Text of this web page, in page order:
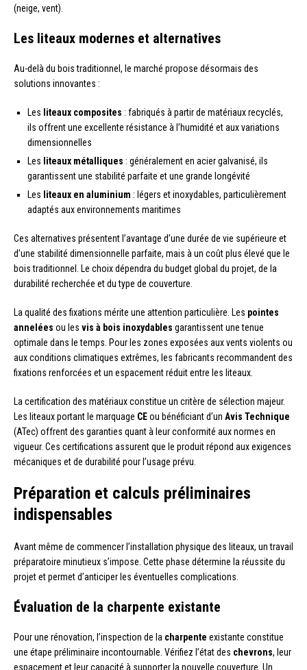
(neige, vent).
Les liteaux modernes et alternatives
Au-delà du bois traditionnel, le marché propose désormais des
solutions innovantes :
Les liteaux composites : fabriqués à partir de matériaux recyclés,
ils offrent une excellente résistance à l’humidité et aux variations
dimensionnelles
Les liteaux métalliques : généralement en acier galvanisé, ils
garantissent une stabilité parfaite et une grande longévité
Les liteaux en aluminium : légers et inoxydables, particulièrement
adaptés aux environnements maritimes
Ces alternatives présentent l’avantage d’une durée de vie supérieure et
d’une stabilité dimensionnelle parfaite, mais à un coût plus élevé que le
bois traditionnel. Le choix dépendra du budget global du projet, de la
durabilité recherchée et du type de couverture.
La qualité des fixations mérite une attention particulière. Les pointes
annelées ou les vis à bois inoxydables garantissent une tenue
optimale dans le temps. Pour les zones exposées aux vents violents ou
aux conditions climatiques extrêmes, les fabricants recommandent des
fixations renforcées et un espacement réduit entre les liteaux.
La certification des matériaux constitue un critère de sélection majeur.
Les liteaux portant le marquage CEou bénéficiant d’un Avis Technique
(ATec) offrent des garanties quant à leur conformité aux normes en
vigueur. Ces certifications assurent que le produit répond aux exigences
mécaniques et de durabilité pour l’usage prévu.
Préparation et calculs préliminaires
indispensables
Avant même de commencer l’installation physique des liteaux, un travail
préparatoire minutieux s’impose. Cette phase détermine la réussite du
projet et permet d’anticiper les éventuelles complications.
Évaluation de la charpente existante
Pour une rénovation, l’inspection de la charpente existante constitue
une étape préliminaire incontournable. Vérifiez l’état des chevrons, leur
espacement et leur capacité à supporter la nouvelle couverture. Un